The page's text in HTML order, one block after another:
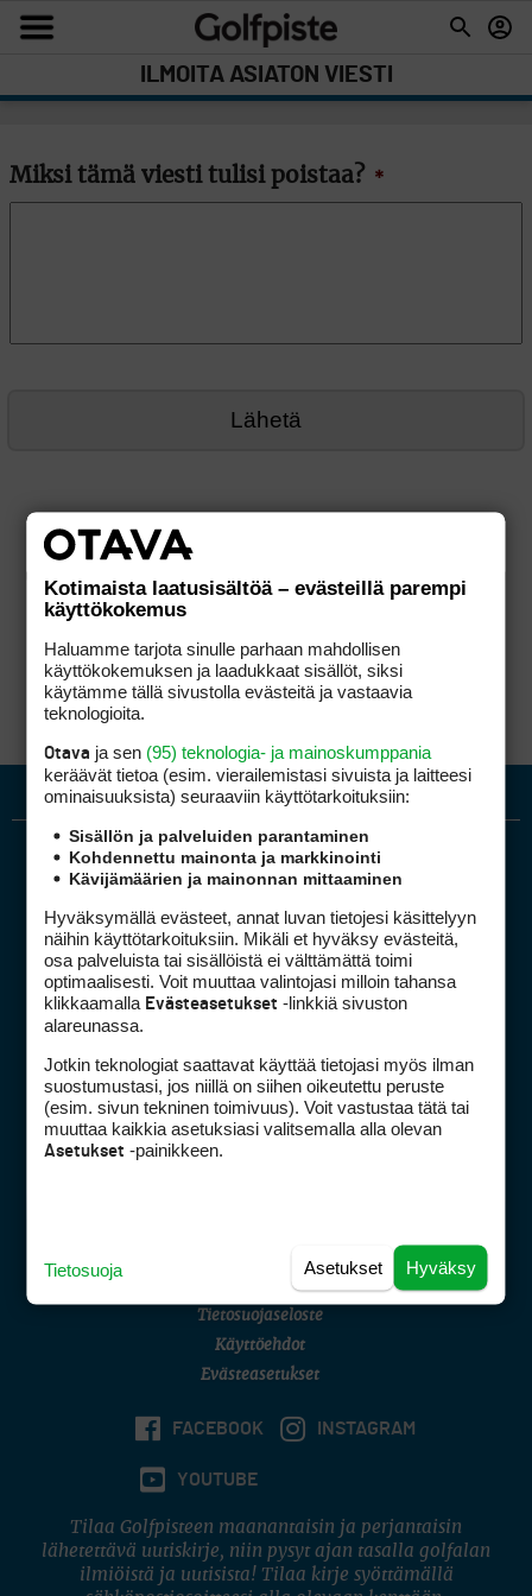
ILMOITA ASIATON VIESTI
Miksi tämä viesti tulisi poistaa? *
Golfpiste mediakortti
Golfpisteen yhteystiedot
DSA avoimuusraportti
Asiakaspalvelu
(digi) digi@otavamedia.fi
Tietosuojaseloste
Käyttöehdot
Evästeasetukset
FACEBOOK INSTAGRAM
YOUTUBE
Tilaa Golfpisteen maanantaisin ja perjantaisin
lähetettävä uutiskirje, niin pysyt ajan tasalla golfalan
ilmiöistä ja uutisista! Tilaa kirje syöttämällä
Kotimaista laatusisältöä – evästeillä parempi
käyttökokemus
Haluamme tarjota sinulle parhaan mahdollisen
käyttökokemuksen ja laadukkaat sisällöt, siksi
käytämme tällä sivustolla evästeitä ja vastaavia
teknologioita.
Otava ja sen (95) teknologia- ja mainoskumppania
keräävät tietoa (esim. vierailemis­tasi sivuista ja laitteesi
ominaisuuk­sista) seuraaviin käyttötarkoituksiin:
Sisällön ja palveluiden parantaminen
Kohdennettu mainonta ja markkinointi
Kävijämäärien ja mainonnan mittaaminen
Hyväksymällä evästeet, annat luvan tietojesi käsittelyyn
näihin käyttötarkoituksiin. Mikäli et hyväksy evästeitä,
osa palveluista tai sisällöistä ei välttämättä toimi
optimaalisesti. Voit muuttaa valintojasi milloin tahansa
klikkaamalla Evästeasetukset -linkkiä sivuston
alareunassa.
Jotkin teknologiat saattavat käyttää tietojasi myös ilman
suostumustasi, jos niillä on siihen oikeutettu peruste
(esim. sivun tekninen toimivuus). Voit vastustaa tätä tai
muuttaa kaikkia asetuksiasi valitsemalla alla olevan
Asetukset -painikkeen.
Hyväksy
Asetukset
Tietosuoja